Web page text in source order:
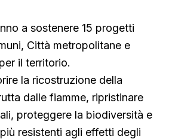
a sostenere 15 progetti
Città metropolitane e
il territorio.
la ricostruzione della
dalle fiamme, ripristinare
proteggere la biodiversità e
resistenti agli effetti degli